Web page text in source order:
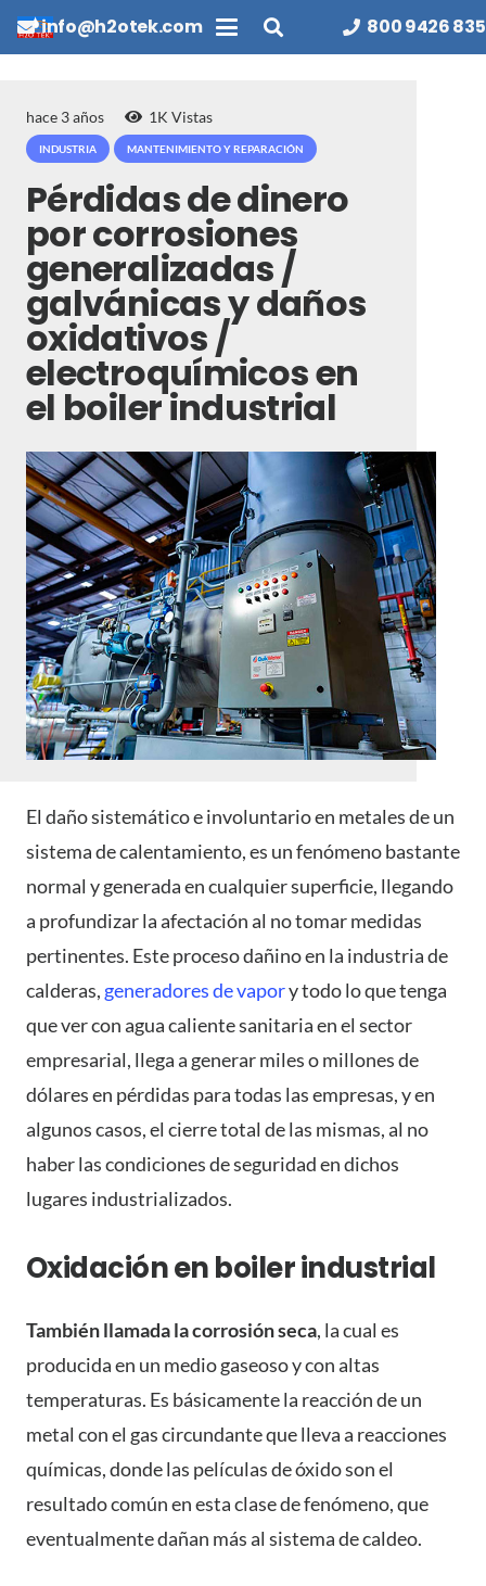
info@h2otek.com 800 9426 835
hace 3 años 1K Vistas
INDUSTRIA MANTENIMIENTO Y REPARACIÓN
Pérdidas de dinero
por corrosiones
generalizadas /
galvánicas y daños
oxidativos /
electroquímicos en
el boiler industrial
El daño sistemático e involuntario en metales de un
sistema de calentamiento, es un fenómeno bastante
normal y generada en cualquier superficie, llegando
a profundizar la afectación al no tomar medidas
pertinentes. Este proceso dañino en la industria de
calderas, generadores de vapory todo lo que tenga
que ver con agua caliente sanitaria en el sector
empresarial, llega a generar miles o millones de
dólares en pérdidas para todas las empresas, y en
algunos casos, el cierre total de las mismas, al no
haber las condiciones de seguridad en dichos
lugares industrializados.
Oxidación en boiler industrial
También llamada la corrosión seca, la cual es
producida en un medio gaseoso y con altas
temperaturas. Es básicamente la reacción de un
metal con el gas circundante que lleva a reacciones
químicas, donde las películas de óxido son el
resultado común en esta clase de fenómeno, que
eventualmente dañan más al sistema de caldeo.